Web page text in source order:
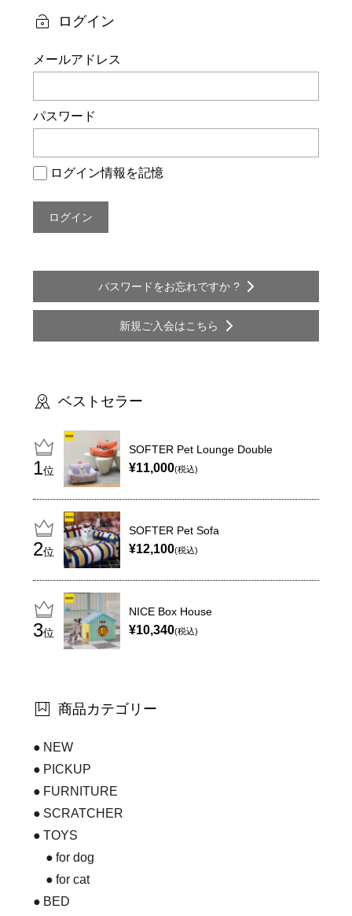
ー
シ
ョ
ン
ログイン
メールアドレス
パスワード
ログイン情報を記憶
パスワードをお忘れですか ?
新規ご入会はこちら
ベストセラー
位
SOFTER Pet Lounge Double
¥11,000(税込)
位
SOFTER Pet Sofa
¥12,100(税込)
位
NICE Box House
¥10,340(税込)
商品カテゴリー
NEW
PICKUP
FURNITURE
SCRATCHER
TOYS
for dog
for cat
BED